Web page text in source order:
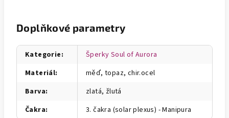
Doplňkové parametry
Kategorie:
Šperky Soul of Aurora
Materiál:
měď, topaz, chir.ocel
Barva:
zlatá, žlutá
Čakra: 3. čakra (solar plexus) - Manipura